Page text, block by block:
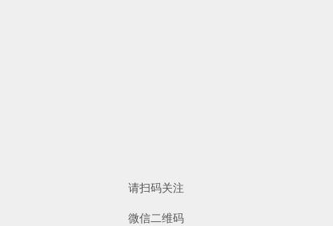
请扫码关注
微信二维码